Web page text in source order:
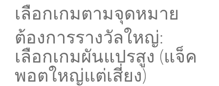
เลือกเกมตามจุดหมาย
ต้องการรางวัลใหญ่:
เลือกเกมผันแปรสูง (แจ็ค
พอตใหญ่แต่เสี่ยง)